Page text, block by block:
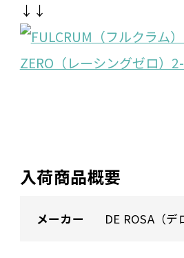
↓↓
入荷商品概要
メーカー DE ROSA（デ